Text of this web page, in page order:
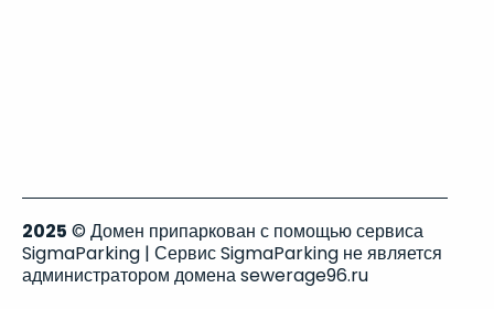
2025 © Домен припаркован с помощью сервиса
SigmaParking | Сервис SigmaParking не является
администратором домена sewerage96.ru